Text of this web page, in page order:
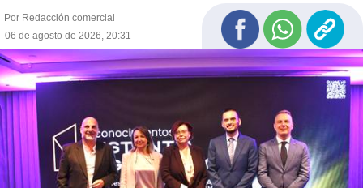
Por Redacción comercial
06 de agosto de 2026, 20:31